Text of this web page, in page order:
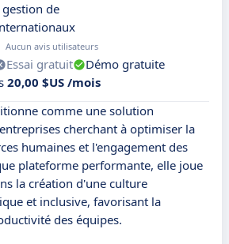
de
Aucun avis utilisateurs
Essai gratuit
Démo gratuite
20,00 $US /mois
comme une solution
cherchant à optimiser la
humaines et l'engagement des
plateforme performante, elle joue
la création d'une culture
et inclusive, favorisant la
des équipes.